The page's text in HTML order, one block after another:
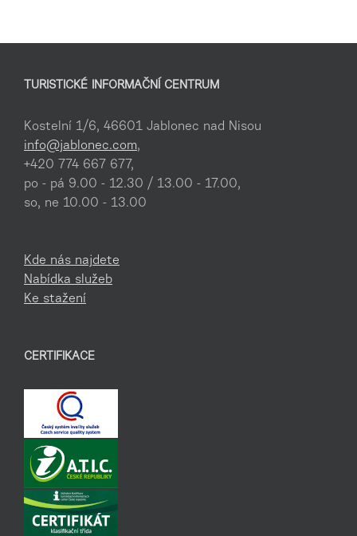
TURISTICKÉ INFORMAČNÍ CENTRUM
Kostelní 1/6, 46601 Jablonec nad Nisou
info@jablonec.com,
+420 774 667 677,
po - pá 9.00 - 12.30 / 13.00 - 17.00,
so, ne 10.00 - 13.00
Kde nás najdete
Nabídka služeb
Ke stažení
CERTIFIKACE